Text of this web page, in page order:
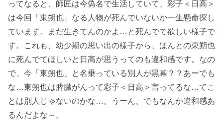
ってなると、師匠は今偽名で生活していて、彩子＜日高＞
は今回「東朔也」なる人物が死んでいないか一生懸命探し
ています。まだ生きてんのかよ…と死んでて欲しい様子で
す。これも、幼少期の思い出の様子から、ほんとの東朔也
に死んでてほしいと日高が思うってのも違和感です。なの
で、今「東朔也」と名乗っている別人が黒幕？？あーでも
な…東朔也は膵臓がんって彩子＜日高＞言ってるな…てこ
とは別人じゃないのかな…。うーん、でもなんか違和感あ
るんだよな～。